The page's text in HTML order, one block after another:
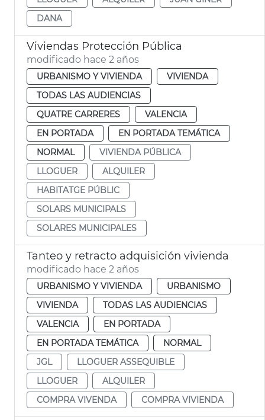
DANA
Viviendas Protección Pública
modificado hace 2 años
URBANISMO Y VIVIENDA
VIVIENDA
TODAS LAS AUDIENCIAS
QUATRE CARRERES
VALENCIA
EN PORTADA
EN PORTADA TEMÁTICA
NORMAL
VIVIENDA PÚBLICA
LLOGUER
ALQUILER
HABITATGE PÚBLIC
SOLARS MUNICIPALS
SOLARES MUNICIPALES
Tanteo y retracto adquisición vivienda
modificado hace 2 años
URBANISMO Y VIVIENDA
URBANISMO
VIVIENDA
TODAS LAS AUDIENCIAS
VALENCIA
EN PORTADA
EN PORTADA TEMÁTICA
NORMAL
JGL
LLOGUER ASSEQUIBLE
LLOGUER
ALQUILER
COMPRA VIVENDA
COMPRA VIVIENDA